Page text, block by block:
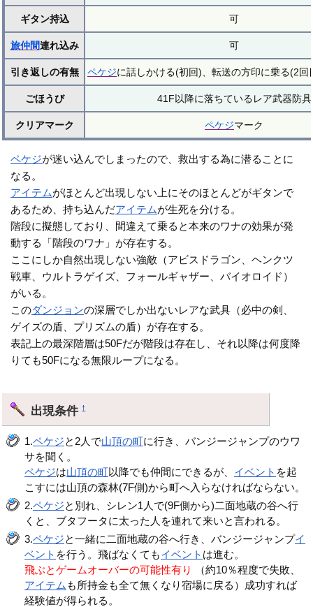
ギタン持込 可
旅仲間連れ込み 可
引き返しの有無 ペケジに話しかける(初回)、転送の方印に乗る(2回
ごほうび 41F以降に落ちているレア武器防具
クリアマーク ペケジマーク
ペケジが迷い込んでしまったので、救出する為に潜ることに
なる。
アイテムがほとんど出現しない上にそのほとんどがギタンで
あるため、持ち込んだアイテムが生死を分ける。
階段に擬態しており、間違えて乗ると本来のワナの効果が発
動する「階段のワナ」が存在する。
ここにしか自然出現しない強敵（アビスドラゴン、ヘンクツ
戦車、ウルトラゲイズ、フォールギャザー、バイオロイド）
がいる。
このダンジョンの深層でしか出ないレアな武具（必中の剣、
ゲイズの盾、プリズムの盾）が存在する。
表記上の最深階層は50Fだが階段は存在し、それ以降は何度降
りても50Fになる無限ループになる。
出現条件†
1.ペケジと2人で山頂の町に行き、バンジージャンプのウワ
サを聞く。
ペケジは山頂の町以降でも仲間にできるが、 イベント を起
こすには山頂の森林(7F側)から町へ入らなければならない。
2.ペケジと別れ、シレン1人で(9F側から)二面地蔵の谷へ行
くと、ブタフータに太った人を連れて来いと言われる。
3.ペケジと一緒に二面地蔵の谷へ行き、バンジージャンプイ
ベント を行う。飛ばなくてもイベント は進む。
飛ぶとゲームオーバーの可能性有り
（約10％程度で失敗、
アイテム も所持金も全て無くなり宿場に戻る）成功すれば
経験値が得られる。